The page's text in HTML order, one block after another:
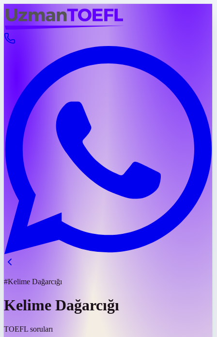
#Kelime Dağarcığı
Kelime Dağarcığı
TOEFL soruları